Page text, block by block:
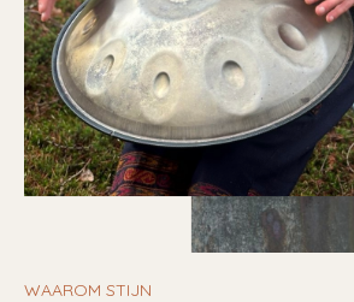
WAAROM STIJN